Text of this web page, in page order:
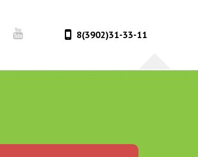
8(3902)31-33-11